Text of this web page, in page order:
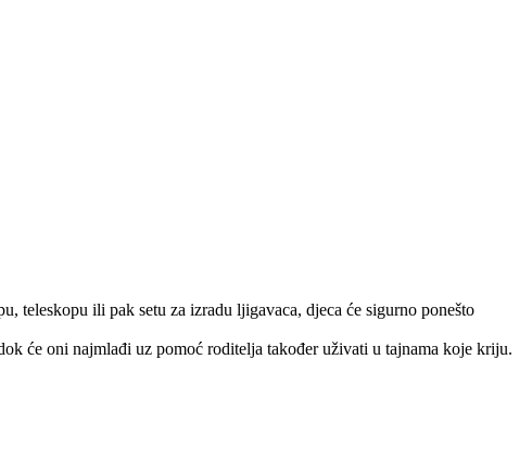
teleskopu ili pak setu za izradu ljigavaca, djeca će sigurno ponešto
će oni najmlađi uz pomoć roditelja također uživati u tajnama koje kriju.